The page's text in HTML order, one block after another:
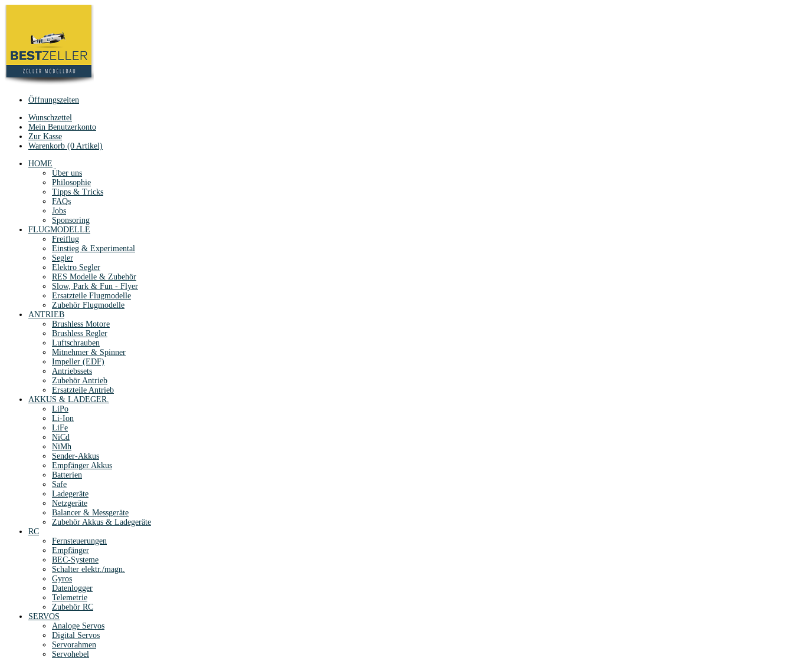
Öffnungszeiten
Wunschzettel
Mein Benutzerkonto
Zur Kasse
Warenkorb (0 Artikel)
HOME
Über uns
Philosophie
Tipps & Tricks
FAQs
Jobs
Sponsoring
FLUGMODELLE
Freiflug
Einstieg & Experimental
Segler
Elektro Segler
RES Modelle & Zubehör
Slow, Park & Fun - Flyer
Ersatzteile Flugmodelle
Zubehör Flugmodelle
ANTRIEB
Brushless Motore
Brushless Regler
Luftschrauben
Mitnehmer & Spinner
Impeller (EDF)
Antriebssets
Zubehör Antrieb
Ersatzteile Antrieb
AKKUS & LADEGER.
LiPo
Li-Ion
LiFe
NiCd
NiMh
Sender-Akkus
Empfänger Akkus
Batterien
Safe
Ladegeräte
Netzgeräte
Balancer & Messgeräte
Zubehör Akkus & Ladegeräte
RC
Fernsteuerungen
Empfänger
BEC-Systeme
Schalter elektr./magn.
Gyros
Datenlogger
Telemetrie
Zubehör RC
SERVOS
Analoge Servos
Digital Servos
Servorahmen
Servohebel